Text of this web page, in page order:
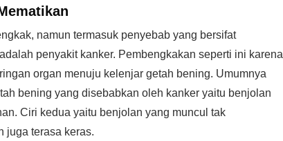
namun termasuk penyebab yang bersifat
penyakit kanker. Pembengkakan seperti ini karena
organ menuju kelenjar getah bening. Umumnya
bening yang disebabkan oleh kanker yaitu benjolan
Ciri kedua yaitu benjolan yang muncul tak
juga terasa keras.